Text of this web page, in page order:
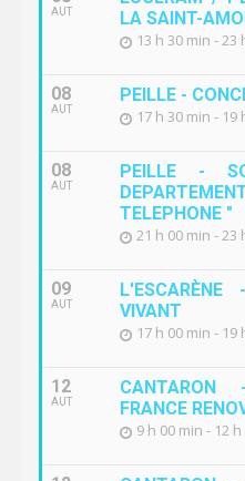
AUT
LA SAINT-
13 h 30 min - 23
08
AUT
PEILLE -
17 h 30 min - 19
08
AUT
PEILLE -
TELEPHONE "
21 h 00 min - 23
09
AUT
L'ESCARÈNE
VIVANT
17 h 00 min - 19
12
AUT
CANTARON
FRANCE
9 h 00 min - 12